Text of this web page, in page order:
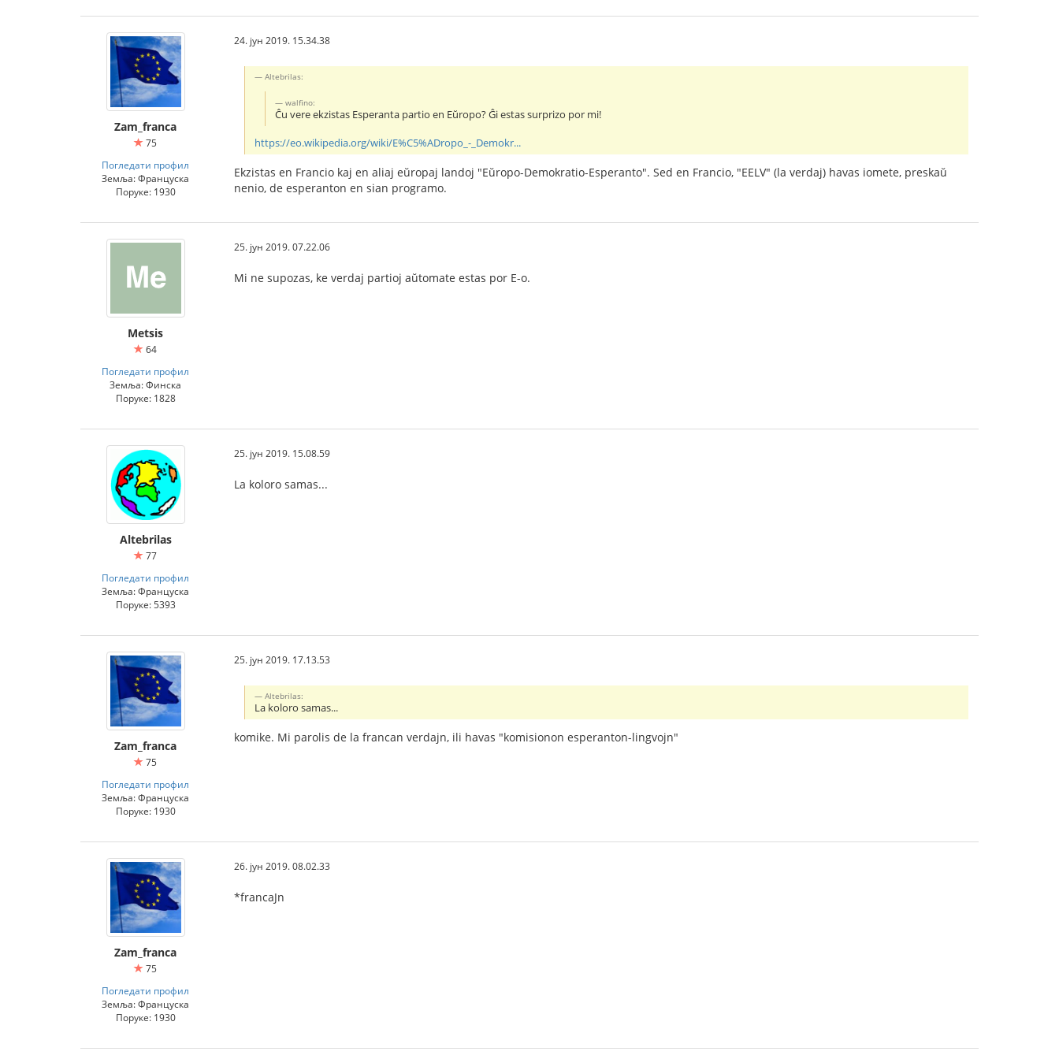
Zam_franca
75
Погледати профил
Земља: Француска
Поруке: 1930
24. јун 2019. 15.34.38
Altebrilas:
walfino:
Ĉu vere ekzistas Esperanta partio en Eŭropo? Ĝi estas surprizo por mi!
https://eo.wikipedia.org/wiki/E%C5%ADropo_-_Demokr...
Ekzistas en Francio kaj en aliaj eŭropaj landoj "Eŭropo-Demokratio-Esperanto". Sed en Francio, "EELV" (la verdaj) havas iomete, preskaŭ
nenio, de esperanton en sian programo.
Metsis
64
Погледати профил
Земља: Финска
Поруке: 1828
25. јун 2019. 07.22.06
Mi ne supozas, ke verdaj partioj aŭtomate estas por E-o.
Altebrilas
77
Погледати профил
Земља: Француска
Поруке: 5393
25. јун 2019. 15.08.59
La koloro samas...
Zam_franca
75
Погледати профил
Земља: Француска
Поруке: 1930
25. јун 2019. 17.13.53
Altebrilas:
La koloro samas...
komike. Mi parolis de la francan verdajn, ili havas "komisionon esperanton-lingvojn"
Zam_franca
75
Погледати профил
Земља: Француска
Поруке: 1930
26. јун 2019. 08.02.33
*francaJn